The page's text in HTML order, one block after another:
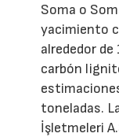
Soma o
yacimiento
alrededor
carbón
toneladas.
İşletmeleri